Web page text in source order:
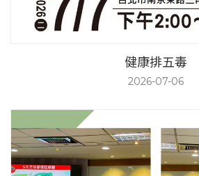
健康排五毒
2026-07-06